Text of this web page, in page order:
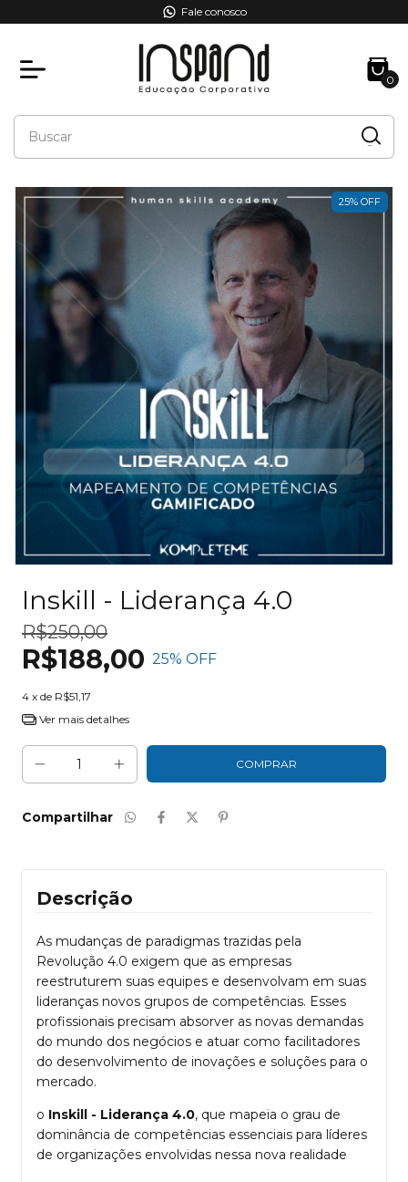
Fale conosco
0
25% OFF
Inskill - Liderança 4.0
R$250,00
R$188,00 25% OFF
4 x de R$51,17
Ver mais detalhes
Compartilhar
Descrição
As mudanças de paradigmas trazidas pela
Revolução 4.0 exigem que as empresas
reestruturem suas equipes e desenvolvam em suas
lideranças novos grupos de competências. Esses
profissionais precisam absorver as novas demandas
do mundo dos negócios e atuar como facilitadores
do desenvolvimento de inovações e soluções para o
mercado.
o Inskill - Liderança 4.0, que mapeia o grau de
dominância de competências essenciais para líderes
de organizações envolvidas nessa nova realidade